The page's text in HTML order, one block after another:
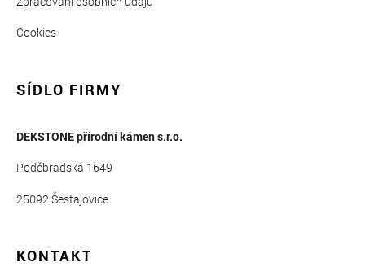
Cookies
SÍDLO FIRMY
DEKSTONE přírodní kámen s.r.o.
Poděbradská 1649
25092 Šestajovice
KONTAKT